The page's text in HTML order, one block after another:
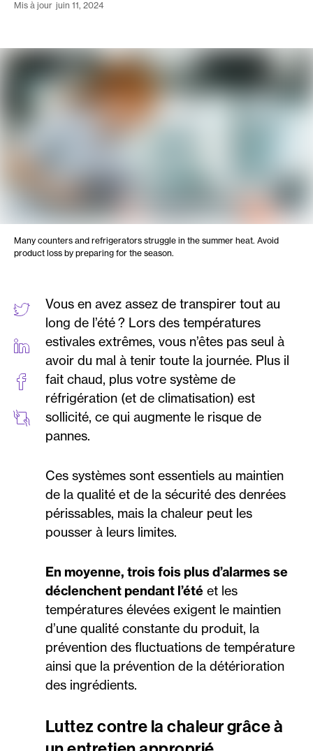
mis à jour juin 11, 2024
Many counters and refrigerators struggle in the summer heat. Avoid
product loss by preparing for the season.
Vous en avez assez de transpirer tout au
long de l’été ? Lors des températures
estivales extrêmes, vous n’êtes pas seul à
avoir du mal à tenir toute la journée. Plus il
fait chaud, plus votre système de
réfrigération (et de climatisation) est
sollicité, ce qui augmente le risque de
pannes.
Ces systèmes sont essentiels au maintien
de la qualité et de la sécurité des denrées
périssables, mais la chaleur peut les
pousser à leurs limites.
En moyenne, trois fois plus d’alarmes se
déclenchent pendant l’été et les
températures élevées exigent le maintien
d’une qualité constante du produit, la
prévention des fluctuations de température
ainsi que la prévention de la détérioration
des ingrédients.
Luttez contre la chaleur grâce à